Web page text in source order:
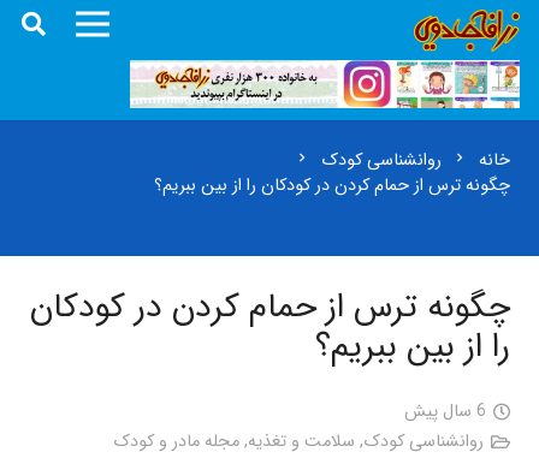
خانه chevron_right روانشناسی کودک chevron_right
چگونه ترس از حمام کردن در کودکان را از بین ببریم؟
چگونه ترس از حمام کردن در کودکان
را از بین ببریم؟
6 سال پیش
روانشناسی کودک, سلامت و تغذیه,مجله مادر و کودک